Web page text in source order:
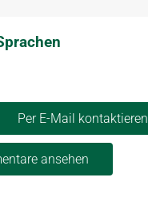
Per E-Mail kontaktieren
ansehen